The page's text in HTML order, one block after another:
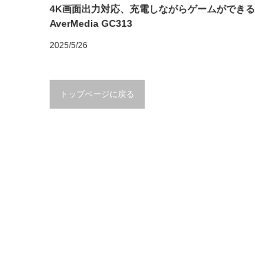
4K画面出力対応、充電しながらゲームができる
AverMedia GC313
2025/5/26
トップページに戻る